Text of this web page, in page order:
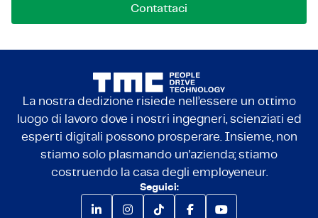
Contattaci
La nostra dedizione risiede nell’essere un ottimo
luogo di lavoro dove i nostri ingegneri, scienziati ed
esperti digitali possono prosperare. Insieme, non
stiamo solo plasmando un'azienda; stiamo
costruendo la casa degli employeneur.
Seguici: